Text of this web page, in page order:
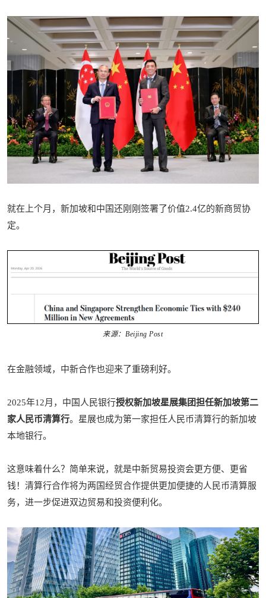
就在上个月，新加坡和中国还刚刚签署了价值2.4亿的新商贸协
定。
来源：Beijing Post
在金融领域，中新合作也迎来了重磅利好。
2025年12月，中国人民银行授权新加坡星展集团担任新加坡第二
家人民币清算行。星展也成为第一家担任人民币清算行的新加坡
本地银行。
这意味着什么？简单来说，就是中新贸易投资会更方便、更省
钱！清算行合作将为两国经贸合作提供更加便捷的人民币清算服
务，进一步促进双边贸易和投资便利化。